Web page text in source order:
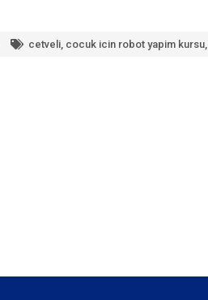
cetveli, cocuk icin robot yapim kursu,